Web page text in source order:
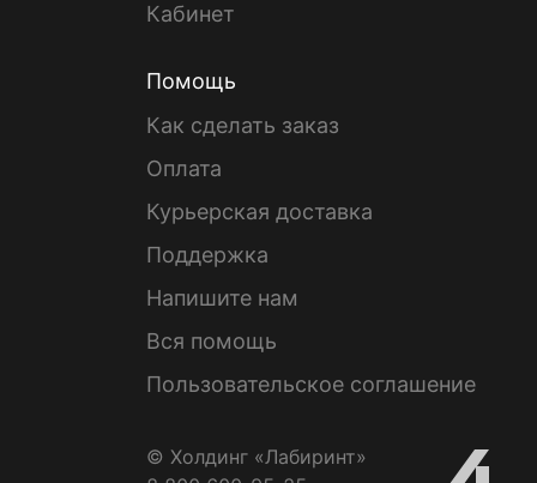
Кабинет
Помощь
Как сделать заказ
Оплата
Курьерская доставка
Поддержка
Напишите нам
Вся помощь
Пользовательское соглашение
© Холдинг «Лабиринт»